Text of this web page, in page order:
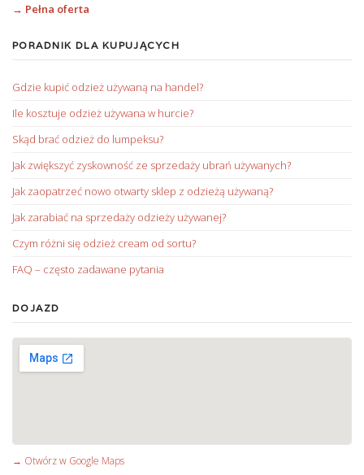
→ Pełna oferta
PORADNIK DLA KUPUJĄCYCH
Gdzie kupić odzież używaną na handel?
Ile kosztuje odzież używana w hurcie?
Skąd brać odzież do lumpeksu?
Jak zwiększyć zyskowność ze sprzedaży ubrań używanych?
Jak zaopatrzeć nowo otwarty sklep z odzieżą używaną?
Jak zarabiać na sprzedaży odzieży używanej?
Czym różni się odzież cream od sortu?
FAQ – często zadawane pytania
DOJAZD
→ Otwórz w Google Maps